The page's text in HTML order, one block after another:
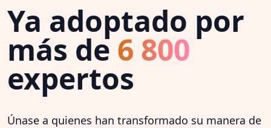
Ya adoptado por
más de 6 800
expertos
Únase a quienes han transformado su manera de